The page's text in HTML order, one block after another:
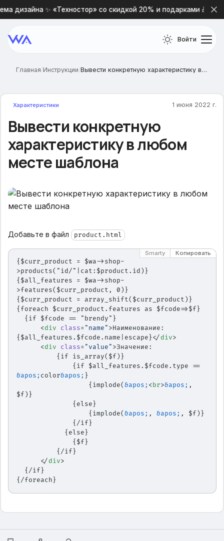
дизайна ✨ «Техностор» со скидкой 20% и подарками 🎁
Войти
Главная/Инструкции/ Вывести конкретную характеристику в любом месте шаблона
Характеристики 1 июня 2022 г.
Вывести конкретную
характеристику в любом
месте шаблона
Добавьте в файл product.html
Smarty Копировать
{$curr_product = $wa->shop-
>products("id/"|cat:$product.id)}
{$all_features = $wa->shop-
>features($curr_product, 0)}
{$curr_product = array_shift($curr_product)}
{foreach $curr_product.features as $fcode=>$f}
  {if $fcode == "brendy"}
      <
div class="name">Наименование:
{$all_features.$fcode.name|escape}</div>
      <
div class="value">Значение:
          {if is_array($f)}
&apos; color&apos; }
                  {implode(
&apos; <br>&apos; ,
$f)}
              {else}
                  {implode(
&apos; , &apos; , $f)}
              {/if}
            {else}
              {$f}
          {/if}
      </
div>
  {/if}
{/foreach}